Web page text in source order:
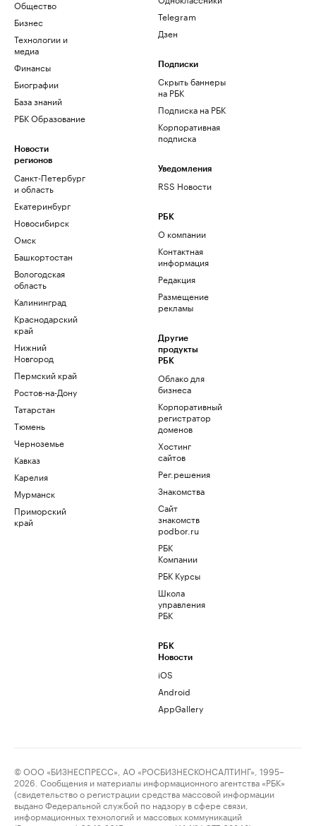
Общество
Бизнес
Технологии и
медиа
Финансы
Биографии
База знаний
РБК Образование
Новости
регионов
Санкт-Петербург
и область
Екатеринбург
Новосибирск
Омск
Башкортостан
Вологодская
область
Калининград
Краснодарский
край
Нижний
Новгород
Пермский край
Ростов-на-Дону
Татарстан
Тюмень
Черноземье
Кавказ
Карелия
Мурманск
Приморский
край
Telegram
Дзен
Подписки
Скрыть баннеры
на РБК
Подписка на РБК
Корпоративная
подписка
Уведомления
RSS Новости
РБК
О компании
Контактная
информация
Редакция
Размещение
рекламы
Другие
продукты
РБК
Облако для
бизнеса
Корпоративный
регистратор
доменов
Хостинг
сайтов
Рег.решения
Знакомства
Сайт
знакомств
podbor.ru
РБК
Компании
РБК Курсы
Школа
управления
РБК
РБК
Новости
iOS
Android
AppGallery
© ООО «БИЗНЕСПРЕСС», АО «РОСБИЗНЕСКОНСАЛТИНГ», 1995–
2026. Сообщения и материалы информационного агентства «РБК»
(свидетельство о регистрации средства массовой информации
выдано Федеральной службой по надзору в сфере связи,
информационных технологий и массовых коммуникаций